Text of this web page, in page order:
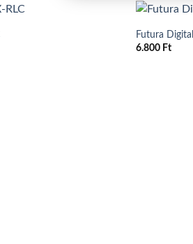
Futura
6.800 Ft